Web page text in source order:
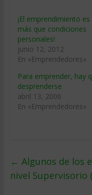
¡El emprendimiento es
más que condiciones
personales!
junio 12, 2012
En «Emprendedores»
Para emprender, hay
desprenderse
abril 13, 2006
En «Emprendedores»
← Algunos de los
nivel Supervisorio